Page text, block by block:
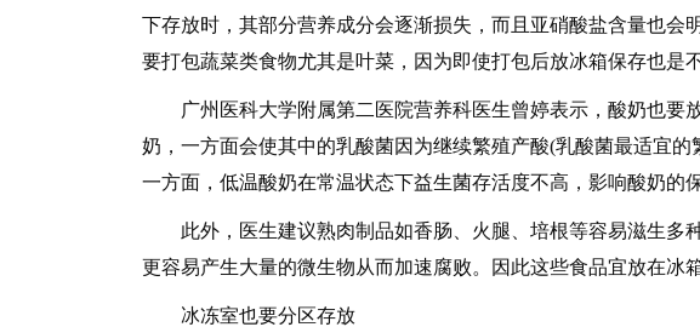
下存放时，其部分营养成分会逐渐损失，而且亚硝酸盐含量也会
要打包蔬菜类食物尤其是叶菜，因为即使打包后放冰箱保存也是
广州医科大学附属第二医院营养科医生曾婷表示，酸奶也要
奶，一方面会使其中的乳酸菌因为继续繁殖产酸(乳酸菌最适宜
一方面，低温酸奶在常温状态下益生菌存活度不高，影响酸奶的
此外，医生建议熟肉制品如香肠、火腿、培根等容易滋生多
更容易产生大量的微生物从而加速腐败。因此这些食品宜放在冰
冰冻室也要分区存放